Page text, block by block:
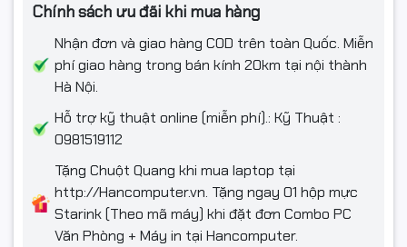
Chính sách ưu đãi khi mua hàng
Nhận đơn và giao hàng COD trên toàn Quốc. Miễn
phí giao hàng trong bán kính 20km tại nội thành
Hà Nội.
Hỗ trợ kỹ thuật online (miễn phí).: Kỹ Thuật :
0981519112
Tặng Chuột Quang khi mua laptop tại
http://Hancomputer.vn. Tặng ngay 01 hộp mực
Starink (Theo mã máy) khi đặt đơn Combo PC
Văn Phòng + Máy in tại Hancomputer.